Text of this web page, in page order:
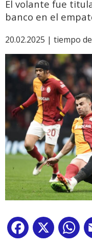
El volante fue
banco en el
20.02.2025 | tiempo
Facebook
X